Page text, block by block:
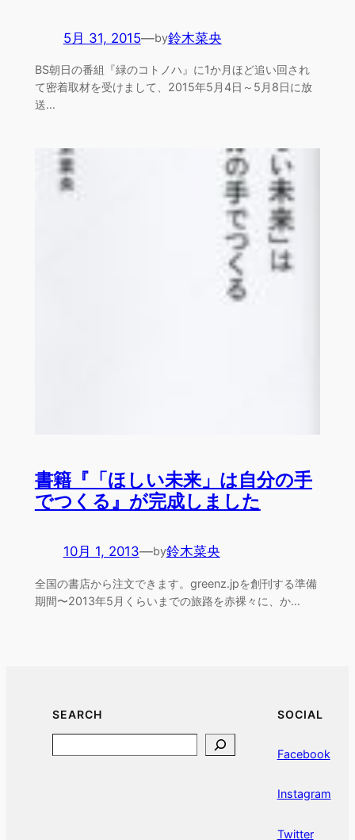
5月 31, 2015—by鈴木菜央
BS朝日の番組『緑のコトノハ』に1か月ほど追い回され
て密着取材を受けまして、2015年5月4日～5月8日に放
送…
書籍『「ほしい未来」は自分の手
でつくる』が完成しました
10月 1, 2013—by鈴木菜央
全国の書店から注文できます。greenz.jpを創刊する準備
期間〜2013年5月くらいまでの旅路を赤裸々に、か…
SEARCH SOCIAL
Facebook
Instagram
Twitter